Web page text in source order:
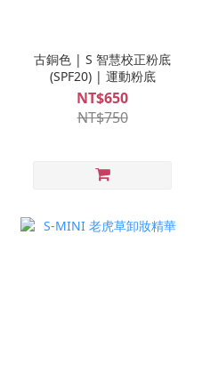
古銅色 | S 智慧校正粉底
(SPF20) | 運動粉底
NT$650
NT$750